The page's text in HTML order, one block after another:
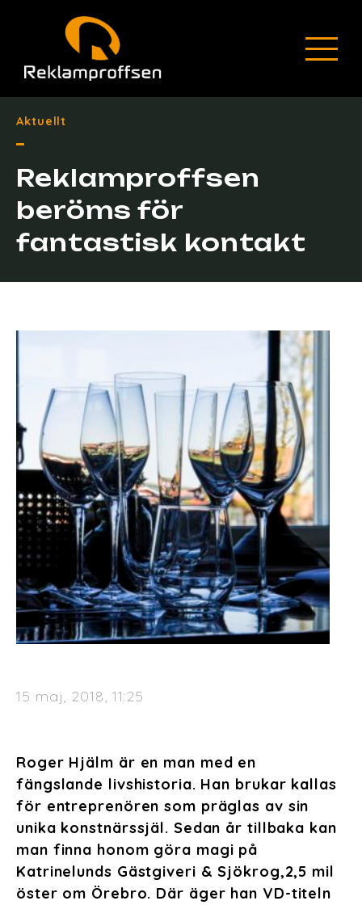
Aktuellt
Reklamproffsen
beröms för
fantastisk kontakt
15 maj, 2018, 11:25
Roger Hjälm är en man med en
fängslande livshistoria. Han brukar kallas
för entreprenören som präglas av sin
unika konstnärssjäl. Sedan år tillbaka kan
man finna honom göra magi på
Katrinelunds Gästgiveri & Sjökrog,2,5 mil
öster om Örebro. Där äger han VD-titeln